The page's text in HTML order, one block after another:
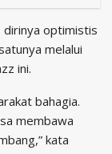
dirinya optimistis
melalui
ini.
bahagia.
membawa
kata